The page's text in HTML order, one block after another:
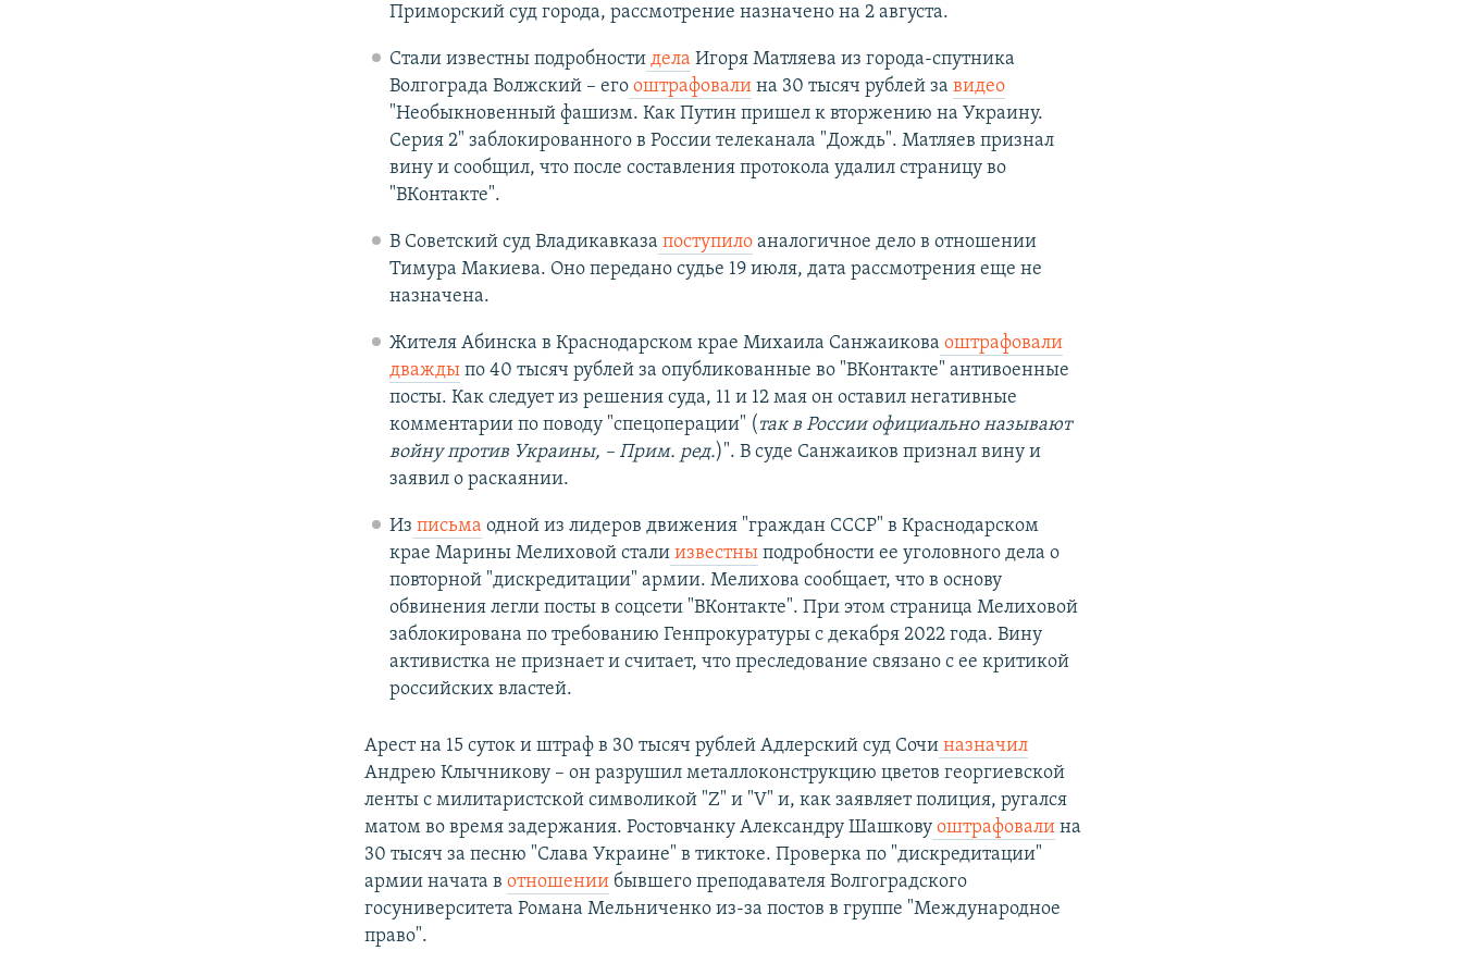
Приморский суд города, рассмотрение назначено на 2 августа.
Стали известны подробностидела Игоря Матляева из города-спутника
Волгограда Волжский – егооштрафовалина 30 тысяч рублей за видео
"Необыкновенный фашизм. Как Путин пришел к вторжению на Украину.
Серия 2" заблокированного в России телеканала "Дождь". Матляев признал
вину и сообщил, что после составления протокола удалил страницу во
"ВКонтакте".
В Советский суд Владикавказа поступилоаналогичное дело в отношении
Тимура Макиева. Оно передано судье 19 июля, дата рассмотрения еще не
назначена.
Жителя Абинска в Краснодарском крае Михаила Санжаикова оштрафовали
дваждыпо 40 тысяч рублей за опубликованные во "ВКонтакте" антивоенные
посты. Как следует из решения суда, 11 и 12 мая он оставил негативные
комментарии по поводу "спецоперации" ( так в России официально называют
войну против Украины, – Прим. ред.)". В суде Санжаиков признал вину и
заявил о раскаянии.
Из письма одной из лидеров движения "граждан СССР" в Краснодарском
крае Марины Мелиховой сталиизвестныподробности ее уголовного дела о
повторной "дискредитации" армии. Мелихова сообщает, что в основу
обвинения легли посты в соцсети "ВКонтакте". При этом страница Мелиховой
заблокирована по требованию Генпрокуратуры с декабря 2022 года. Вину
активистка не признает и считает, что преследование связано с ее критикой
российских властей.
Арест на 15 суток и штраф в 30 тысяч рублей Адлерский суд Сочи назначил
Андрею Клычникову – он разрушил металлоконструкцию цветов георгиевской
ленты с милитаристской символикой "Z" и "V" и, как заявляет полиция, ругался
матом во время задержания. Ростовчанку Александру Шашкову оштрафовали на
30 тысяч за песню "Слава Украине" в тиктоке. Проверка по "дискредитации"
армии начата вотношении бывшего преподавателя Волгоградского
госуниверситета Романа Мельниченко из-за постов в группе "Международное
право".